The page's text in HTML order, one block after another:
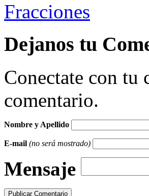
Fracciones
Dejanos tu
Conectate con tu
comentario.
Nombre y Apellido
E-mail (no será mostrado)
Mensaje
Publicar Comentario